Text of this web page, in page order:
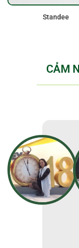
Standee
CẢM